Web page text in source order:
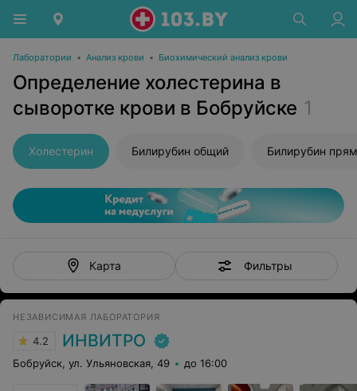
Лаборатории • Анализ крови • Биохимический анализ крови
Определение холестерина в
сыворотке крови в Бобруйске 1
Холестерин Билирубин общий Билирубин
Карта Фильтры
НЕЗАВИСИМАЯ ЛАБОРАТОРИЯ
4.2 ИНВИТРО
Бобруйск, ул. Ульяновская, 49 до 16:00